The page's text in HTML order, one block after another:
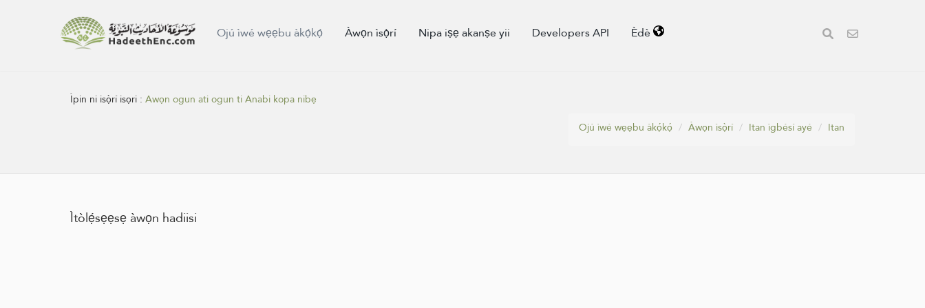
Ojú ìwé wẹẹbu àkọ́kọ́ Àwọn ìsọ̀rí Nipa iṣẹ akanṣe yii Developers API Èdè
Ìpin ni isọ̀rí isọri :Awọn ogun ati ogun ti Anabi kopa nibẹ
Ojú ìwé wẹẹbu àkọ́kọ́
Àwọn ìsọ̀rí Itan ìgbésí ayé Itan
Ìtòlẹ́sẹẹsẹ àwọn hadiisi